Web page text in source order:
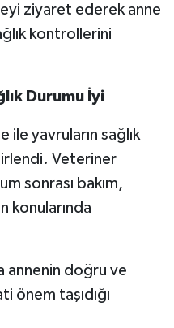
ziyaret ederek anne
kontrollerini
Durumu İyi
ile yavruların sağlık
Veteriner
sonrası bakım,
konularında
annenin doğru ve
önem taşıdığı